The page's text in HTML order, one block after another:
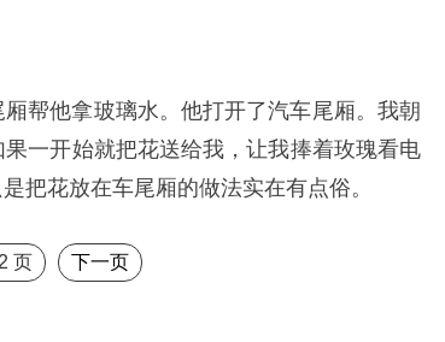
帮他拿玻璃水。他打开了汽车尾厢。我朝
一开始就把花送给我，让我捧着玫瑰看电
把花放在车尾厢的做法实在有点俗。
页 下一页